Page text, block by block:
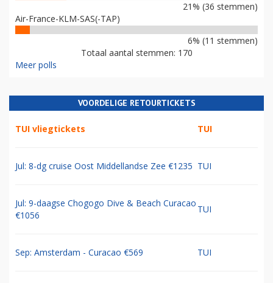
21% (36 stemmen)
Air-France-KLM-SAS(-TAP)
6% (11 stemmen)
Totaal aantal stemmen: 170
Meer polls
VOORDELIGE RETOURTICKETS
TUI vliegtickets TUI
Jul: 8-dg cruise Oost Middellandse Zee €1235 TUI
Jul: 9-daagse Chogogo Dive & Beach Curacao
€1056
TUI
Sep: Amsterdam - Curacao €569 TUI